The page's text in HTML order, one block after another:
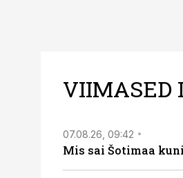
VIIMASED
07.08.26, 09:42
Mis sai Šotimaa